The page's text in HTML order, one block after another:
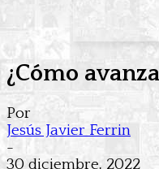
¿Cómo
Por
Jesús Javier Ferrin
-
30 diciembre, 2022